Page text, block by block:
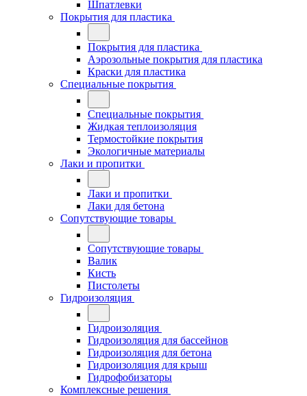
Шпатлевки
Покрытия для пластика
Покрытия для пластика
Аэрозольные покрытия для пластика
Краски для пластика
Специальные покрытия
Специальные покрытия
Жидкая теплоизоляция
Термостойкие покрытия
Экологичные материалы
Лаки и пропитки
Лаки и пропитки
Лаки для бетона
Сопутствующие товары
Сопутствующие товары
Валик
Кисть
Пистолеты
Гидроизоляция
Гидроизоляция
Гидроизоляция для бассейнов
Гидроизоляция для бетона
Гидроизоляция для крыш
Гидрофобизаторы
Комплексные решения